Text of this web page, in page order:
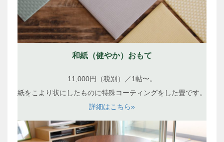
和紙（健やか）おもて
11,000円（税別）／1帖〜。
紙をこより状にしたものに特殊コーティングをした畳です。
詳細はこちら»